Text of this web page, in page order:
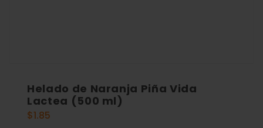
Helado de Naranja Piña Vida
Lactea (500 ml)
$1.85